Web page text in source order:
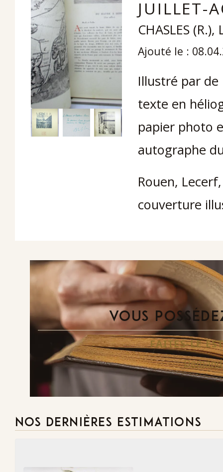
JUILLET-
CHASLES (R.),
Ajouté le :
Illustré par
texte en
papier photo
autographe
Rouen,
couverture
VOUS
FAITES-LE
NOS DERNIÈRES ESTIMATIONS